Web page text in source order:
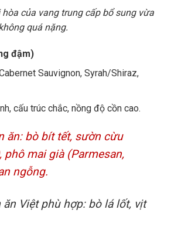
của vang trung cấp bổ sung vừa
quá nặng.
đậm)
Sauvignon, Syrah/Shiraz,
cấu trúc chắc, nồng độ cồn cao.
ăn: bò bít tết, sườn cừu
phô mai già (Parmesan,
ngỗng.
Việt phù hợp: bò lá lốt, vịt